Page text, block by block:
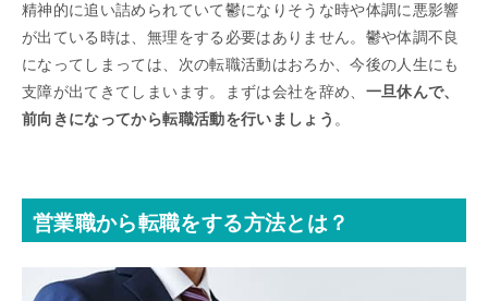
精神的に追い詰められていて鬱になりそうな時や体調に悪影響
が出ている時は、無理をする必要はありません。鬱や体調不良
になってしまっては、次の転職活動はおろか、今後の人生にも
支障が出てきてしまいます。まずは会社を辞め、 一旦休んで、
前向きになってから転職活動を行いましょう 。
営業職から転職をする方法とは？